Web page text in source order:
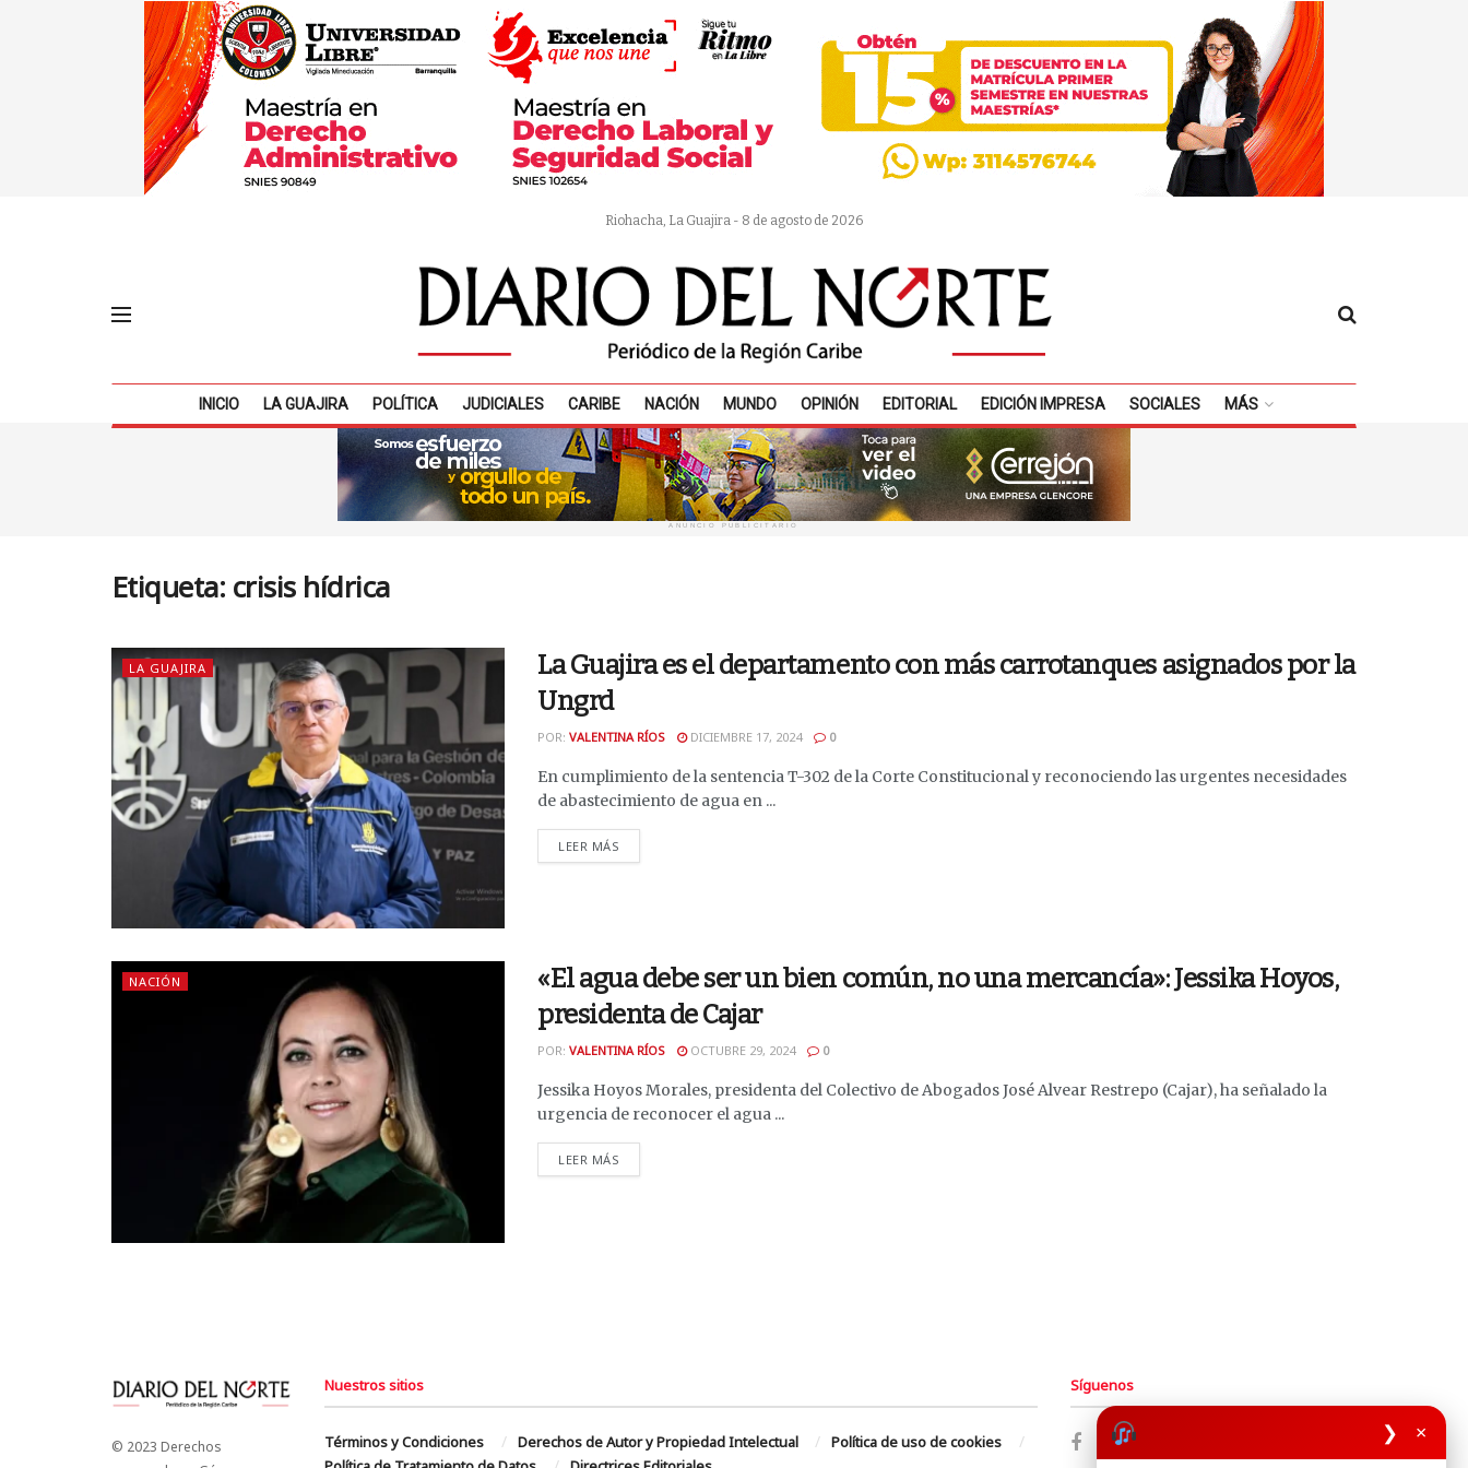
❯ ×
Riohacha, La Guajira - 8 de agosto de 2026
INICIO LA GUAJIRA POLÍTICA JUDICIALES CARIBE NACIÓN MUNDO OPINIÓN EDITORIAL EDICIÓN IMPRESA SOCIALES MÁS
ANUNCIO PUBLICITARIO
Etiqueta: crisis hídrica
LA GUAJIRA
La Guajira es el departamento con más carrotanques asignados por la
Ungrd
POR: VALENTINA RÍOS DICIEMBRE 17, 2024 0
En cumplimiento de la sentencia T-302 de la Corte Constitucional y reconociendo las urgentes necesidades
de abastecimiento de agua en ...
LEER MÁS
NACIÓN
«El agua debe ser un bien común, no una mercancía»: Jessika Hoyos,
presidenta de Cajar
POR: VALENTINA RÍOS OCTUBRE 29, 2024 0
Jessika Hoyos Morales, presidenta del Colectivo de Abogados José Alvear Restrepo (Cajar), ha señalado la
urgencia de reconocer el agua ...
LEER MÁS
© 2023 Derechos
Nuestros sitios
Términos y Condiciones Derechos de Autor y Propiedad Intelectual
Política de uso de cookies
Síguenos